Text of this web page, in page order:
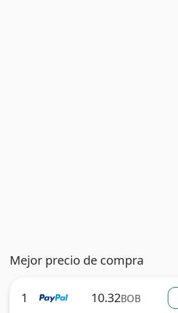
Mejor precio de compra
1 10.32BOB